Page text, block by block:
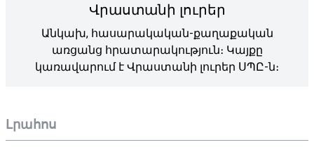
Լրահոս
Վրաստանի լուրեր
Անկախ, հասարակական-քաղաքական
առցանց հրատարակություն։ Կայքը
կառավարում է Վրաստանի լուրեր ՍՊԸ-ն։